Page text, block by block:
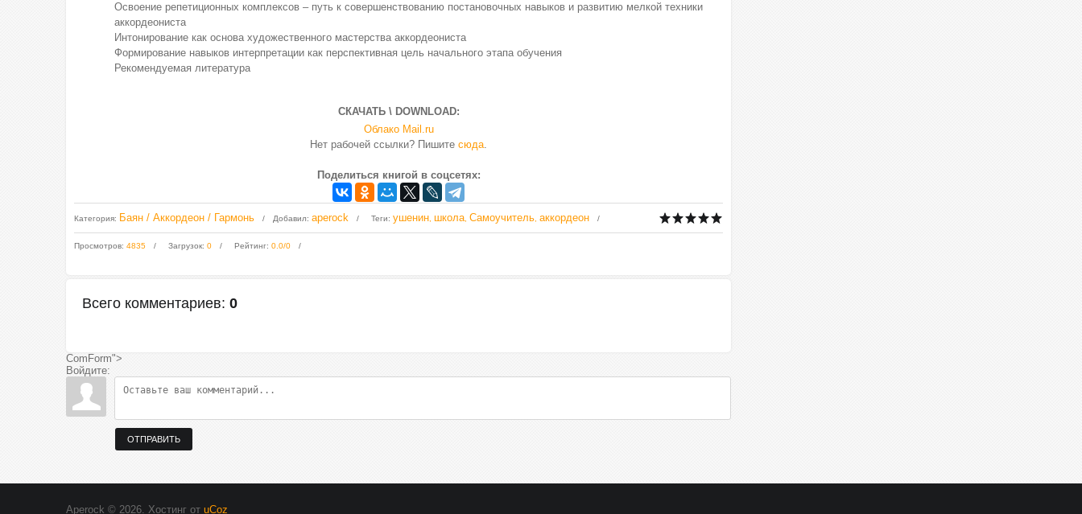
Освоение репетиционных комплексов – путь к совершенствованию постановочных навыков и развитию мелкой техники
аккордеониста
Интонирование как основа художественного мастерства аккордеониста
Формирование навыков интерпретации как перспективная цель начального этапа обучения
Рекомендуемая литература
СКАЧАТЬ \ DOWNLOAD:
Облако Mail.ru
Нет рабочей ссылки? Пишите сюда.
Поделиться книгой в соцсетях:
Категория: Баян / Аккордеон / Гармонь Добавил: aperock Теги: ушенин школа Самоучитель аккордеон
Просмотров: 4835 Загрузок: 0 Рейтинг: 0.0/0
Всего комментариев: 0
ComForm">
Войдите:
ОТПРАВИТЬ
Aperock © 2026. Хостинг от uCoz